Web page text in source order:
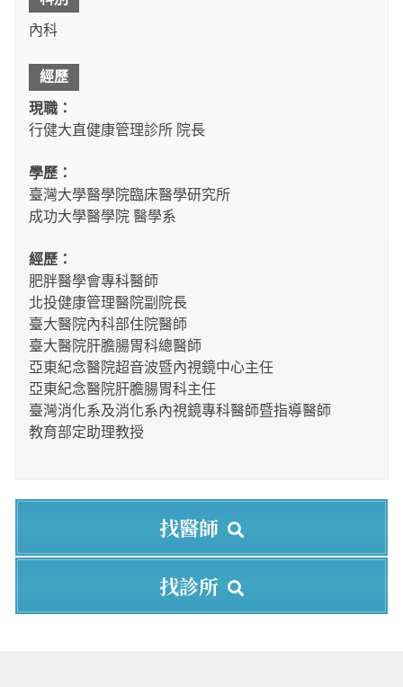
內科
經歷
現職：
行健大直健康管理診所 院長
學歷：
臺灣大學醫學院臨床醫學研究所
成功大學醫學院 醫學系
經歷：
肥胖醫學會專科醫師
北投健康管理醫院副院長
臺大醫院內科部住院醫師
臺大醫院肝膽腸胃科總醫師
亞東紀念醫院超音波暨內視鏡中心主任
亞東紀念醫院肝膽腸胃科主任
臺灣消化系及消化系內視鏡專科醫師暨指導醫師
教育部定助理教授
找醫師
找診所